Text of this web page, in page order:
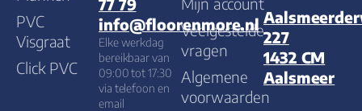
PVC
Visgraat
Click PVC
77 79
info@floorenmore.nl
Elke werkdag
bereikbaar van
09:00 tot 17:30
via telefoon en
email
Mijn account
Veelgestelde
vragen
Algemene
voorwaarden
227
1432 CM
Aalsmeer